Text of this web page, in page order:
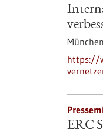
https://
ERC